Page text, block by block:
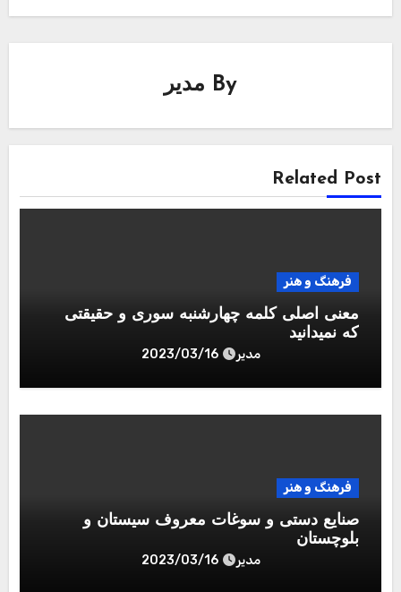
By مدیر
Related Post
فرهنگ و هنر
معنی اصلی کلمه چهارشنبه سوری و حقیقتی
که نمیدانید
مدیر 2023/03/16
فرهنگ و هنر
صنایع دستی و سوغات معروف سیستان و
بلوچستان
مدیر 2023/03/16